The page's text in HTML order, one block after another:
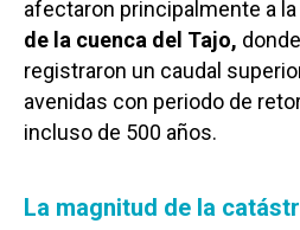
afectaron principalmente a la
de la cuenca del Tajo,
registraron un caudal
avenidas con periodo de
incluso de 500 años.
La magnitud de la